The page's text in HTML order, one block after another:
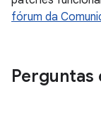
fórum da
Perguntas